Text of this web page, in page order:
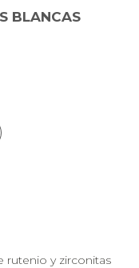
BLANCAS
rutenio y zirconitas